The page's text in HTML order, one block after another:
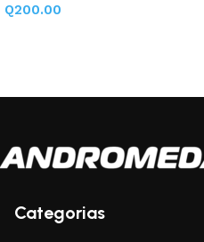
Q200.00
Categorias